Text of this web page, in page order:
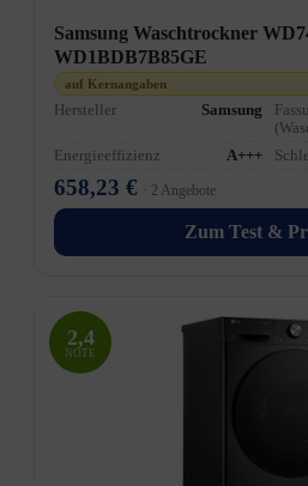
Samsung Waschtrockner
WD1BDB7B85GE
auf Kernangaben
Hersteller Samsung
Energieeffizienz
A+++
658,23 € · 2 Angebote
Zum Test &
2,4
NOTE